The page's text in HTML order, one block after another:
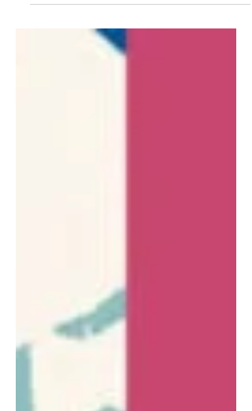
capacità funambolica della letteratura di
tratteggiare...